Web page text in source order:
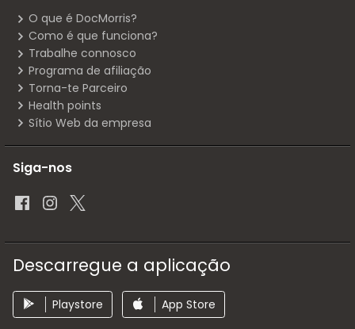
O que é DocMorris?
Como é que funciona?
Trabalhe connosco
Programa de afiliação
Torna-te Parceiro
Health points
Sítio Web da empresa
Siga-nos
Descarregue a aplicação
Playstore App Store